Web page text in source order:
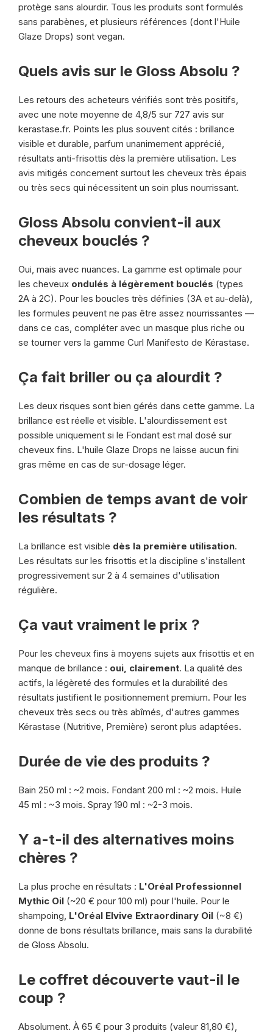
protège sans alourdir. Tous les produits sont formulés
sans parabènes, et plusieurs références (dont l'Huile
Glaze Drops) sont vegan.
Quels avis sur le Gloss Absolu ?
Les retours des acheteurs vérifiés sont très positifs,
avec une note moyenne de 4,8/5 sur 727 avis sur
kerastase.fr. Points les plus souvent cités : brillance
visible et durable, parfum unanimement apprécié,
résultats anti-frisottis dès la première utilisation. Les
avis mitigés concernent surtout les cheveux très épais
ou très secs qui nécessitent un soin plus nourrissant.
Gloss Absolu convient-il aux
cheveux bouclés ?
Oui, mais avec nuances. La gamme est optimale pour
les cheveux ondulés à légèrement bouclés (types
2A à 2C). Pour les boucles très définies (3A et au-delà),
les formules peuvent ne pas être assez nourrissantes —
dans ce cas, compléter avec un masque plus riche ou
se tourner vers la gamme Curl Manifesto de Kérastase.
Ça fait briller ou ça alourdit ?
Les deux risques sont bien gérés dans cette gamme. La
brillance est réelle et visible. L'alourdissement est
possible uniquement si le Fondant est mal dosé sur
cheveux fins. L'huile Glaze Drops ne laisse aucun fini
gras même en cas de sur-dosage léger.
Combien de temps avant de voir
les résultats ?
La brillance est visible dès la première utilisation.
Les résultats sur les frisottis et la discipline s'installent
progressivement sur 2 à 4 semaines d'utilisation
régulière.
Ça vaut vraiment le prix ?
Pour les cheveux fins à moyens sujets aux frisottis et en
manque de brillance : oui, clairement. La qualité des
actifs, la légèreté des formules et la durabilité des
résultats justifient le positionnement premium. Pour les
cheveux très secs ou très abîmés, d'autres gammes
Kérastase (Nutritive, Première) seront plus adaptées.
Durée de vie des produits ?
Bain 250 ml : ~2 mois. Fondant 200 ml : ~2 mois. Huile
45 ml : ~3 mois. Spray 190 ml : ~2-3 mois.
Y a-t-il des alternatives moins
chères ?
La plus proche en résultats : L'Oréal Professionnel
Mythic Oil (~20 € pour 100 ml) pour l'huile. Pour le
shampoing, L'Oréal Elvive Extraordinary Oil (~8 €)
donne de bons résultats brillance, mais sans la durabilité
de Gloss Absolu.
Le coffret découverte vaut-il le
coup ?
Absolument. À 65 € pour 3 produits (valeur 81,80 €),